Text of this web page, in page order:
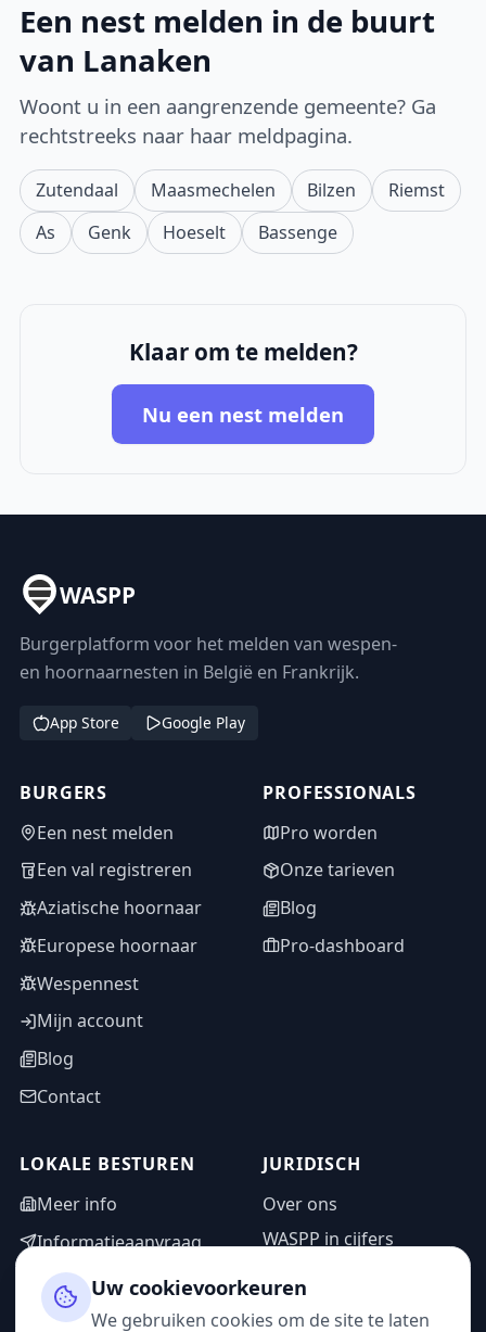
Een nest melden in de buurt
van Lanaken
Woont u in een aangrenzende gemeente? Ga
rechtstreeks naar haar meldpagina.
Zutendaal Maasmechelen Bilzen
Riemst
As
Genk Hoeselt Bassenge
Klaar om te melden?
Nu een nest melden
WASPP
Burgerplatform voor het melden van wespen-
en hoornaarnesten in België en Frankrijk.
App Store Google Play
BURGERS
Een nest melden
Een val registreren
Aziatische hoornaar
Europese hoornaar
Wespennest
Mijn account
Blog
Contact
PROFESSIONALS
Pro worden
Onze tarieven
Blog
Pro-dashboard
LOKALE BESTUREN
Meer info
Informatieaanvraag
Adminzone
JURIDISCH
Over ons
WASPP in cijfers
Privacybeleid
Uw cookievoorkeuren
We gebruiken cookies om de site te laten